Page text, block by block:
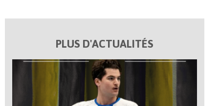
PLUS D'ACTUALITÉS